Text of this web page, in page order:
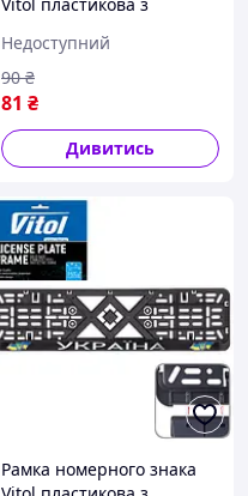
VOLKSWAGEN (чорна)
Недоступний
81 ₴
90 ₴
Дивитись
Рамка номерного знака